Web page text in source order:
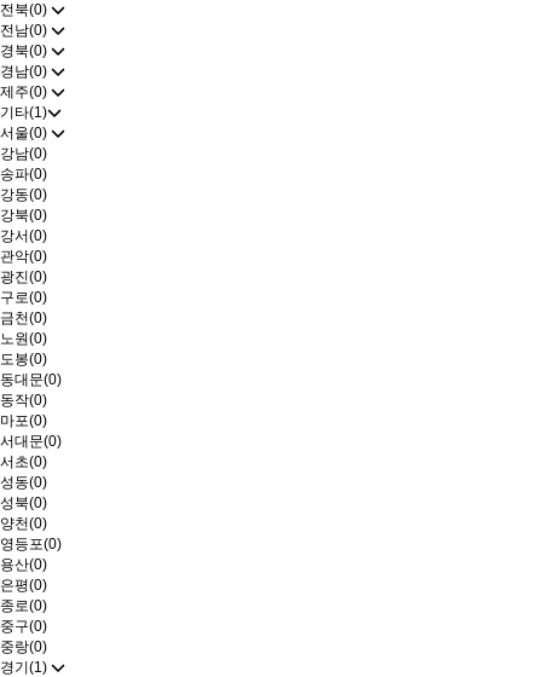
전북(0)
전남(0)
경북(0)
경남(0)
제주(0)
기타(1)
서울(0)
강남(0)
송파(0)
강동(0)
강북(0)
강서(0)
관악(0)
광진(0)
구로(0)
금천(0)
노원(0)
도봉(0)
동대문(0)
동작(0)
마포(0)
서대문(0)
서초(0)
성동(0)
성북(0)
양천(0)
영등포(0)
용산(0)
은평(0)
종로(0)
중구(0)
중랑(0)
경기(1)